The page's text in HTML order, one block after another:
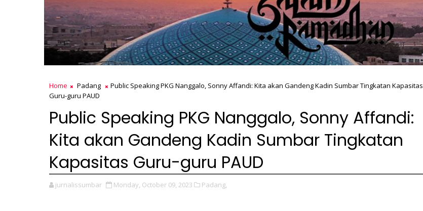
Home Padang
Public Speaking PKG Nanggalo, Sonny Affandi: Kita akan Gandeng Kadin Sumbar Tingkatan Kapasitas
Guru-guru PAUD
Public Speaking PKG Nanggalo, Sonny Affandi:
Kita akan Gandeng Kadin Sumbar Tingkatan
Kapasitas Guru-guru PAUD
jurnalissumbar Monday, October 09, 2023 Padang,